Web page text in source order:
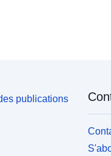
publications